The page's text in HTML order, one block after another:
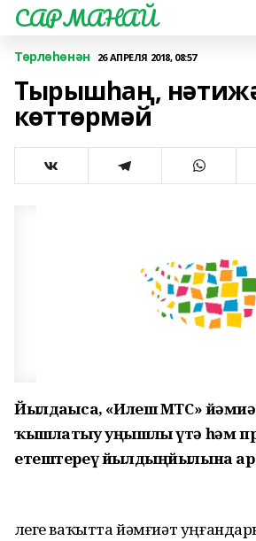
САРМАНАЙ
Төрлөһөнән 26 АПРЕЛЯ 2018, 08:57
Тырышһаң,
көттөрмәй
Йылдағыса, «ИлешМТС»
ҡышлатыу уңышлыүтә һәм
етештереү йылдыңйылына
Әлеге ваҡытта йәмғиәт